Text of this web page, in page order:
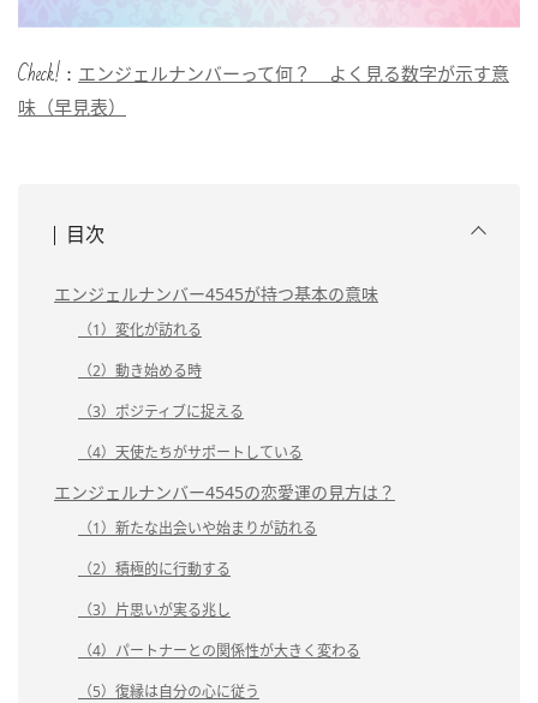
Check!： エンジェルナンバーって何？ よく見る数字が示す意
味（早見表）
目次
エンジェルナンバー4545が持つ基本の意味
（1）変化が訪れる
（2）動き始める時
（3）ポジティブに捉える
（4）天使たちがサポートしている
エンジェルナンバー4545の恋愛運の見方は？
（1）新たな出会いや始まりが訪れる
（2）積極的に行動する
（3）片思いが実る兆し
（4）パートナーとの関係性が大きく変わる
（5）復縁は自分の心に従う